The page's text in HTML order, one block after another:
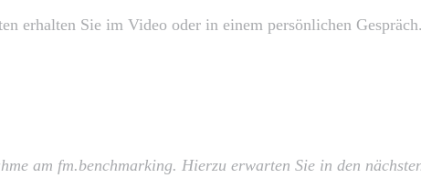
erhalten Sie im Video oder in einem persönlichen Gespräch.
am fm.benchmarking. Hierzu erwarten Sie in den